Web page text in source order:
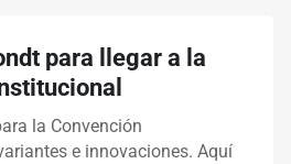
para llegar a la
la Convención
e innovaciones. Aquí